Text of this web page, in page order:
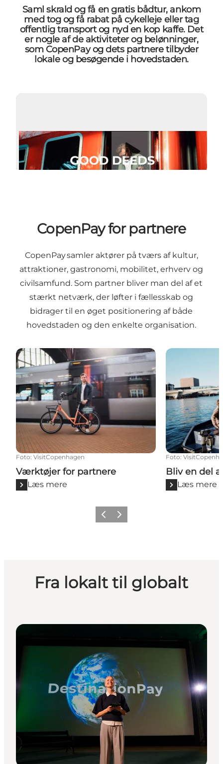
Saml skrald og få en gratis bådtur, ankom
med tog og få rabat på cykelleje eller tag
offentlig transport og nyd en kop kaffe. Det
er nogle af de aktiviteter og belønninger,
som CopenPay og dets partnere tilbyder
lokale og besøgende i hovedstaden.
CopenPay for partnere
CopenPay samler aktører på tværs af kultur,
attraktioner, gastronomi, mobilitet, erhverv og
civilsamfund. Som partner bliver man del af et
stærkt netværk, der løfter i fællesskab og
bidrager til en øget positionering af både
hovedstaden og den enkelte organisation.
Værktøjer for partnere
Foto: VisitCopenhagen
Værktøjer for partnere
Læs mere
Bliv en del af
Foto:
Bliv en del
Læs mere
ForrigeNæste
Fra lokalt til globalt